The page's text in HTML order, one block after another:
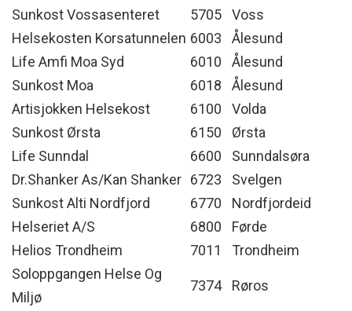
Sunkost Vossasenteret 5705
Voss
Helsekosten Korsatunnelen 6003
Ålesund
Life Amfi Moa Syd
6010
Ålesund
Sunkost Moa
6018
Ålesund
Artisjokken Helsekost
6100
Volda
Sunkost Ørsta
6150
Ørsta
Life Sunndal
6600
Sunndalsøra
Dr.Shanker As/Kan Shanker 6723
Svelgen
Sunkost Alti Nordfjord
6770
Nordfjordeid
Helseriet A/S
6800
Førde
Helios Trondheim
7011
Trondheim
Soloppgangen Helse Og
Miljø
7374 Røros